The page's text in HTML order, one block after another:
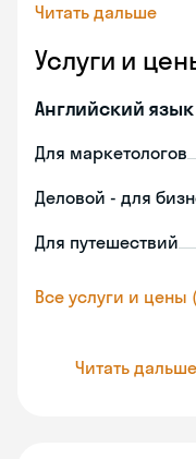
Читать дальше
Услуги и
Английский язык
Для маркетологов
Деловой - для
Для путешествий
Все услуги и цены
Читать дальше